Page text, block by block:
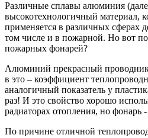
Различные сплавы алюминия
высокотехнологичный материал,
применяется в различных сферах
том числе и в пожарной. Но вот
пожарных фонарей?
Алюминий прекрасный проводник
в это – коэффициент
аналогичный показатель у
раз! И это свойство хорошо
радиаторах отопления, но фонарь
По причине отличной